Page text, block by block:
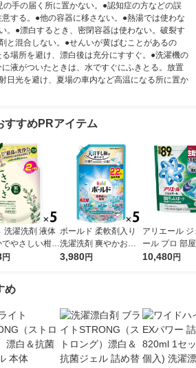
手の届く所に置かない。●認知症の方などの誤
する。●他の容器に移さない。●熱湯では使わな
。●漂白するとき、密閉容器は使わない。破裂す
と混合しない。●せんいが黄ばむことがあるの
場所を避け、漂白後は充分にすすぐ。●洗濯機の
液がついたときは、水ですぐにふきとる。放置
日光を避け、夏場の車内など高温になる所に置か
すすめPRアイテム
洗濯洗剤 液体
でやさしい柑橘
詰め替え ウ
円
ボールド 柔軟剤入り
洗濯洗剤 爽やかおひ
さまとフレッシュサボ
3,980円
アリエール
ール プロ 部
スポーツ 部
10,480円
め